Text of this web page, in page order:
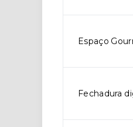
Espaço
Fechadura